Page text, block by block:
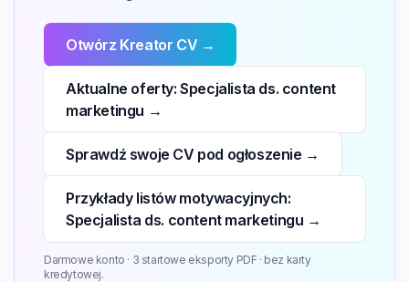
Otwórz Kreator CV →
Aktualne oferty: Specjalista ds. content
marketingu →
Sprawdź swoje CV pod ogłoszenie →
Przykłady listów motywacyjnych:
Specjalista ds. content marketingu →
Darmowe konto · 3 startowe eksporty PDF · bez karty
kredytowej.